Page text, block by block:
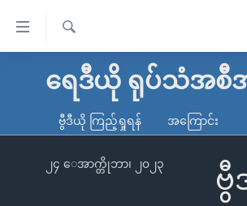
လွယ်ကူ
သည့်
မူလစာမျက်နှာ
ကမ္ဘာ့သတင်းများ
နိုင်ငံတကာ
ရ
ရေဒီယို ရုပ်သံအစီ
ဗွီဒီယို ကြည့်ရှုရန် အကြောင်း
ဗွီ
၂၄ ေအာက္တိုဘာ၊ ၂၀၂၃